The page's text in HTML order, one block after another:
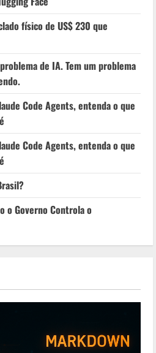
físico de US$ 230 que
de IA. Tem um problema
Code Agents, entenda o que
Code Agents, entenda o que
o Governo Controla o